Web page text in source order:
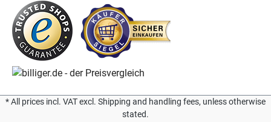
* All prices incl. VAT excl. Shipping and handling fees, unless otherwise
stated.